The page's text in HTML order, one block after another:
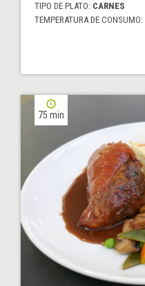
TIPO DE PLATO: CARNES
TEMPERATURA DE CONSUMO:
75 min